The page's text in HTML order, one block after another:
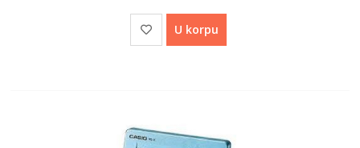
U korpu